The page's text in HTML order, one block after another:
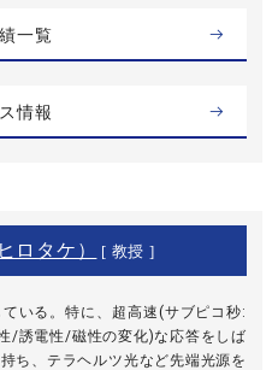
一覧
情報
タケ） [ 教授 ]
いる。特に、超高速(サブピコ秒:
/誘電性/磁性の変化)な応答をしば
ち、テラヘルツ光など先端光源を